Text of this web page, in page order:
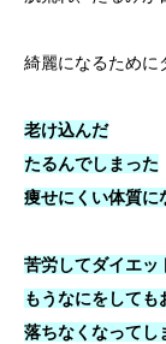
綺麗になるために
老け込んだ
たるんでしまった
痩せにくい体質に
苦労してダイエッ
もうなにをしても
落ちなくなって